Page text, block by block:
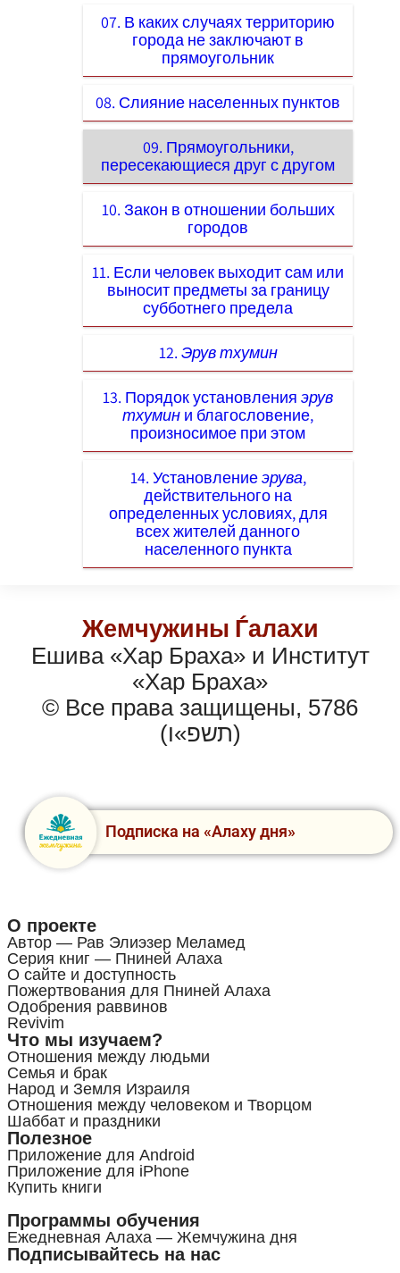
07. В каких случаях территорию
города не заключают в
прямоугольник
08. Слияние населенных пунктов
09. Прямоугольники,
пересекающиеся друг с другом
10. Закон в отношении больших
городов
11. Если человек выходит сам или
выносит предметы за границу
субботнего предела
12. Эрув тхумин
13. Порядок установления эрув
тхумин и благословение,
произносимое при этом
14. Установлениеэрува,
действительного на
определенных условиях, для
всех жителей данного
населенного пункта
Жемчужины Ѓалахи
Ешива «Хар Браха» и Институт
«Хар Браха»
© Все права защищены, 5786
(תשפ»ו)
Подписка на «Алаху дня»
О проекте
Автор — Рав Элиэзер Меламед
Серия книг — Пниней Алаха
О сайте и доступность
Пожертвования для Пниней Алаха
Одобрения раввинов
Revivim
Что мы изучаем?
Отношения между людьми
Семья и брак
Народ и Земля Израиля
Отношения между человеком и Творцом
Шаббат и праздники
Полезное
Приложение для Android
Приложение для iPhone
Купить книги
Программы обучения
Ежедневная Алаха — Жемчужина дня
Подписывайтесь на нас